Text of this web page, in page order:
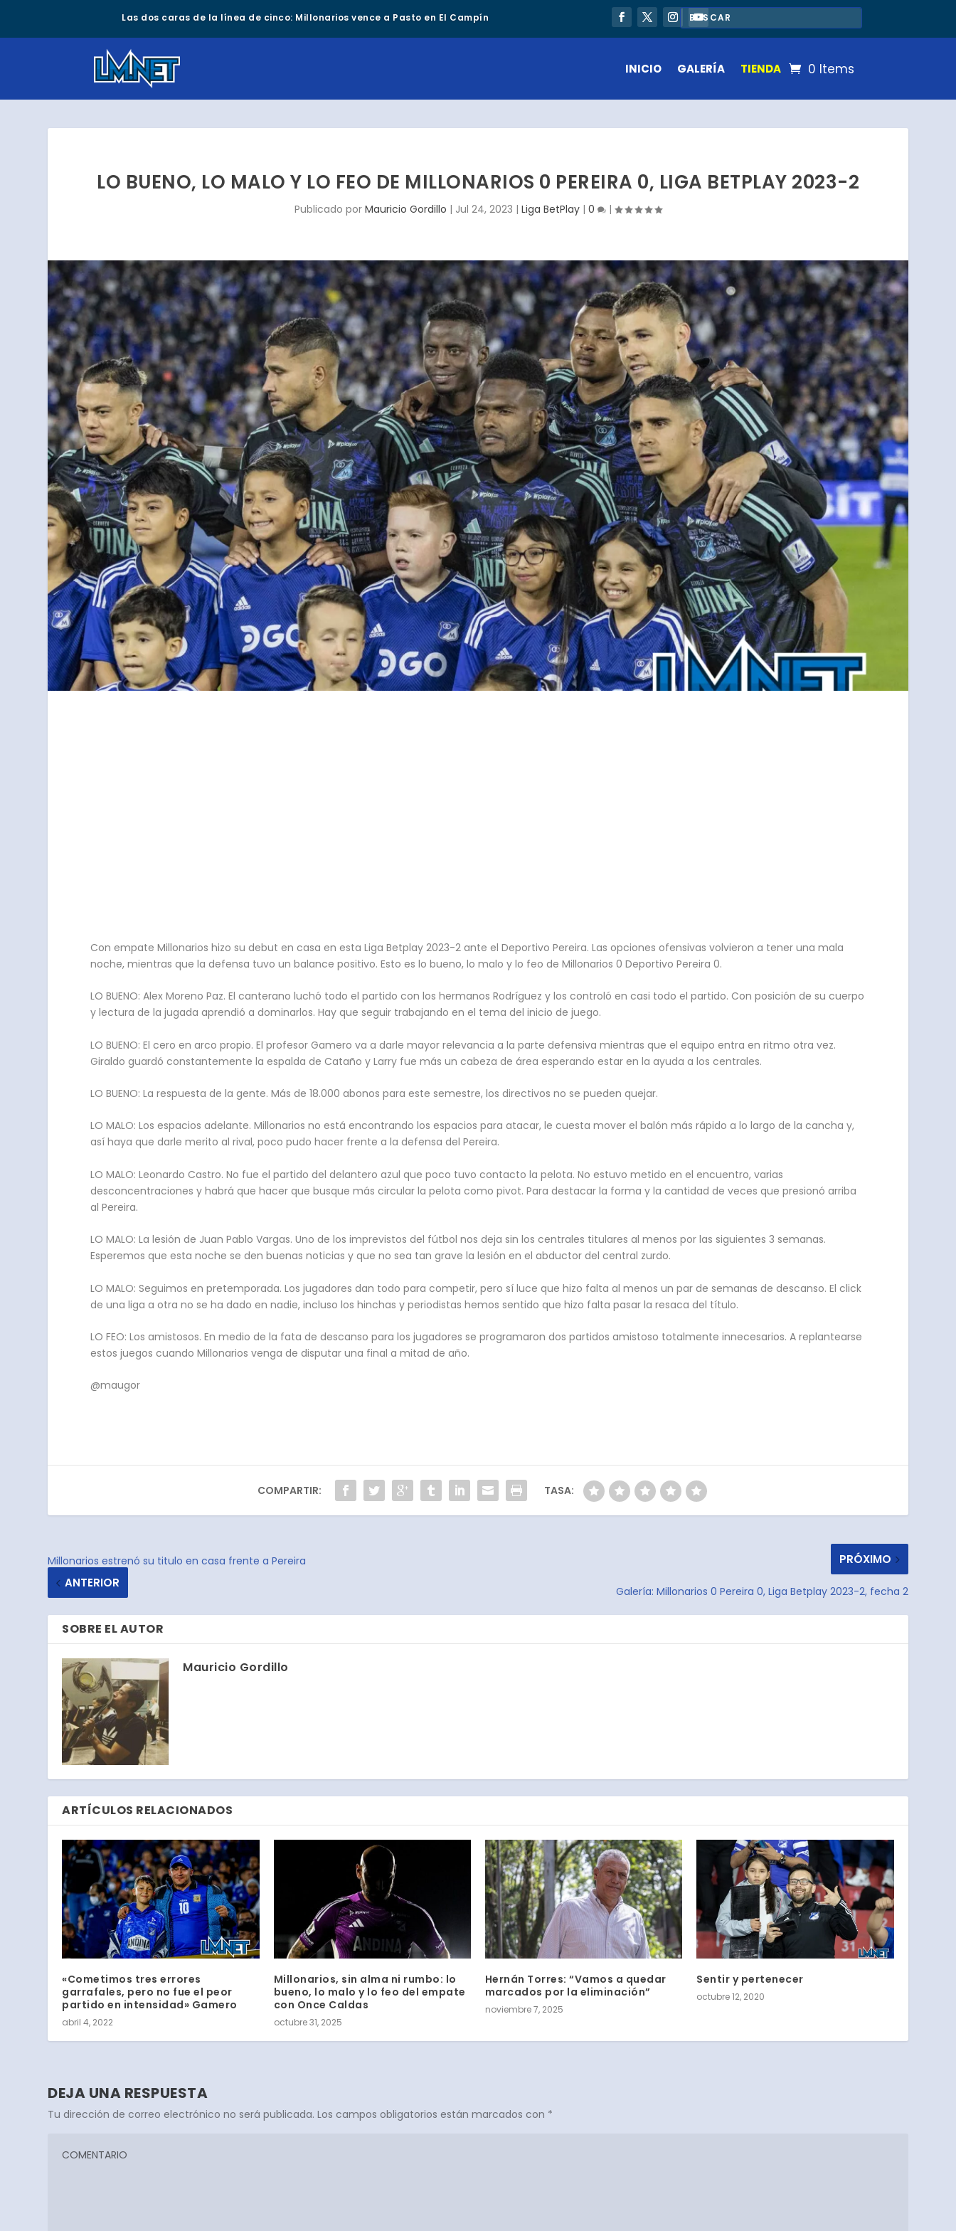
Las dos caras de la línea de cinco: Millonarios vence a Pasto en El Campín
INICIO GALERÍA TIENDA 0 Items
LO BUENO, LO MALO Y LO FEO DE MILLONARIOS 0 PEREIRA 0, LIGA BETPLAY 2023-2
Publicado por Mauricio Gordillo | Jul 24, 2023 | Liga BetPlay | 0 |
Con empate Millonarios hizo su debut en casa en esta Liga Betplay 2023-2 ante el Deportivo Pereira. Las opciones ofensivas volvieron a tener una mala
noche, mientras que la defensa tuvo un balance positivo. Esto es lo bueno, lo malo y lo feo de Millonarios 0 Deportivo Pereira 0.
LO BUENO: Alex Moreno Paz. El canterano luchó todo el partido con los hermanos Rodríguez y los controló en casi todo el partido. Con posición de su cuerpo
y lectura de la jugada aprendió a dominarlos. Hay que seguir trabajando en el tema del inicio de juego.
LO BUENO: El cero en arco propio. El profesor Gamero va a darle mayor relevancia a la parte defensiva mientras que el equipo entra en ritmo otra vez.
Giraldo guardó constantemente la espalda de Cataño y Larry fue más un cabeza de área esperando estar en la ayuda a los centrales.
LO BUENO: La respuesta de la gente. Más de 18.000 abonos para este semestre, los directivos no se pueden quejar.
LO MALO: Los espacios adelante. Millonarios no está encontrando los espacios para atacar, le cuesta mover el balón más rápido a lo largo de la cancha y,
así haya que darle merito al rival, poco pudo hacer frente a la defensa del Pereira.
LO MALO: Leonardo Castro. No fue el partido del delantero azul que poco tuvo contacto la pelota. No estuvo metido en el encuentro, varias
desconcentraciones y habrá que hacer que busque más circular la pelota como pivot. Para destacar la forma y la cantidad de veces que presionó arriba
al Pereira.
LO MALO: La lesión de Juan Pablo Vargas. Uno de los imprevistos del fútbol nos deja sin los centrales titulares al menos por las siguientes 3 semanas.
Esperemos que esta noche se den buenas noticias y que no sea tan grave la lesión en el abductor del central zurdo.
LO MALO: Seguimos en pretemporada. Los jugadores dan todo para competir, pero sí luce que hizo falta al menos un par de semanas de descanso. El click
de una liga a otra no se ha dado en nadie, incluso los hinchas y periodistas hemos sentido que hizo falta pasar la resaca del título.
LO FEO: Los amistosos. En medio de la fata de descanso para los jugadores se programaron dos partidos amistoso totalmente innecesarios. A replantearse
estos juegos cuando Millonarios venga de disputar una final a mitad de año.
@maugor
COMPARTIR: TASA:
Millonarios estrenó su titulo en casa frente a Pereira
ANTERIOR
PRÓXIMO
Galería: Millonarios 0 Pereira 0, Liga Betplay 2023-2, fecha 2
SOBRE EL AUTOR
Mauricio Gordillo
ARTÍCULOS RELACIONADOS
«Cometimos tres errores
garrafales, pero no fue el peor
partido en intensidad» Gamero
abril 4, 2022
Millonarios, sin alma ni rumbo: lo
bueno, lo malo y lo feo del empate
con Once Caldas
octubre 31, 2025
Hernán Torres: “Vamos a quedar
marcados por la eliminación”
noviembre 7, 2025
Sentir y pertenecer
octubre 12, 2020
DEJA UNA RESPUESTA
Tu dirección de correo electrónico no será publicada. Los campos obligatorios están marcados con *